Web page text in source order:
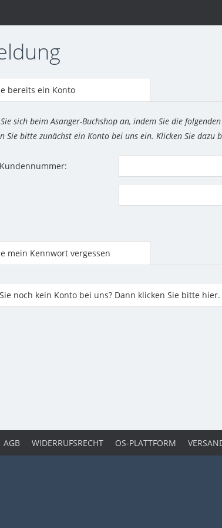
bereits ein Konto
sich beim Asanger-Buchshop an, indem Sie die
Sie bitte zunächst ein Konto bei uns ein. Klicken Sie
mein Kennwort vergessen
noch kein Konto bei uns? Dann klicken Sie bitte hier.
AGB WIDERRUFSRECHT OS-PLATTFORM